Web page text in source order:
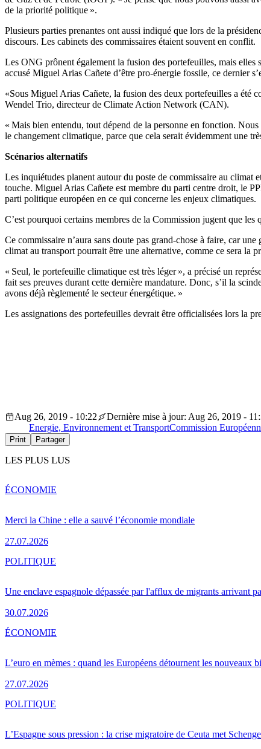
de la priorité politique ».
Plusieurs parties prenantes ont aussi indiqué que lors de la
discours. Les cabinets des commissaires étaient souvent en conflit.
Les ONG prônent également la fusion des portefeuilles, mais elles
accusé Miguel Arias Cañete d’être pro-énergie fossile, ce dernier
«Sous Miguel Arias Cañete, la fusion des deux portefeuilles a été
Wendel Trio, directeur de Climate Action Network (CAN).
« Mais bien entendu, tout dépend de la personne en fonction.
le changement climatique, parce que cela serait évidemment une
Scénarios alternatifs
Les inquiétudes planent autour du poste de commissaire au climat
touche. Miguel Arias Cañete est membre du parti centre droit, le
parti politique européen en ce qui concerne les enjeux climatiques.
C’est pourquoi certains membres de la Commission jugent que
Ce commissaire n’aura sans doute pas grand-chose à faire, car
climat au transport pourrait être une alternative, comme ce sera la
« Seul, le portefeuille climatique est très léger », a précisé un
fait ses preuves durant cette dernière mandature. Donc, s’il la
avons déjà règlementé le secteur énergétique. »
Les assignations des portefeuilles devrait être officialisées lors la
Aug 26, 2019 - 10:22
Dernière mise à jour: Aug 26, 2019 -
Energie, Environnement et TransportCommission
Print Partager
LES PLUS LUS
Merci la Chine : elle a sauvé l’économie mondiale
27.07.2026
ÉCONOMIE
Une enclave espagnole dépassée par l'afflux de migrants arrivant
30.07.2026
POLITIQUE
L’euro en mèmes : quand les Européens détournent les nouveaux
27.07.2026
ÉCONOMIE
L’Espagne sous pression : la crise migratoire de Ceuta met
POLITIQUE